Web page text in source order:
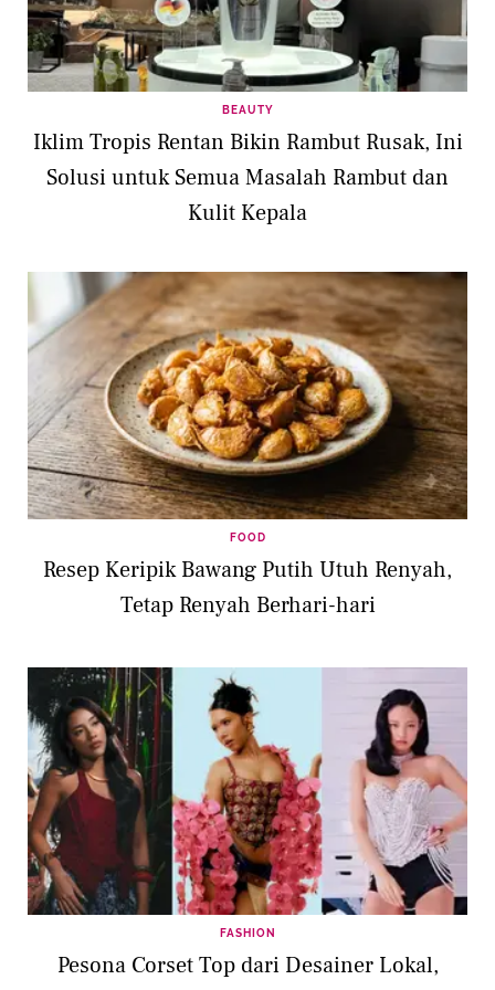
BEAUTY
Iklim Tropis Rentan Bikin Rambut Rusak, Ini
Solusi untuk Semua Masalah Rambut dan
Kulit Kepala
FOOD
Resep Keripik Bawang Putih Utuh Renyah,
Tetap Renyah Berhari-hari
FASHION
Pesona Corset Top dari Desainer Lokal,